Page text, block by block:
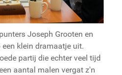
Joseph Grooten en
klein dramaatje uit.
partij die echter veel tijd
aantal malen vergat z'n